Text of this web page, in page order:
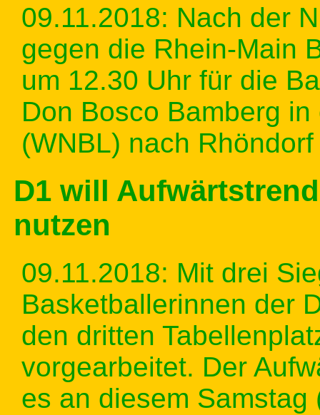
09.11.2018: Nach der
gegen die Rhein-Main
um 12.30 Uhr für die
Don Bosco Bamberg
(WNBL) nach
D1 will
nutzen
09.11.2018: Mit drei
Basketballerinnen der
den dritten
vorgearbeitet. Der
es an diesem